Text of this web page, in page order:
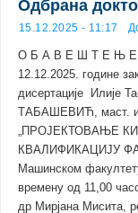
Одбрана
15.12.2025 - 11:17
О Б А В Е Ш Т Е Њ Е
12.12.2025. године
дисертације Илије
ТАБАШЕВИЋ, маст.
„ПРОЈЕКТОВАЊЕ
КВАЛИФИКАЦИЈУ
Машинском
времену од 11,00
др Мирјана Мисита,